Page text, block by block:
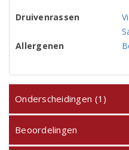
Druivenrassen
Allergenen
Onderscheidingen (1)
Beoordelingen